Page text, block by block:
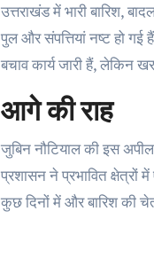
उत्तराखंड में भारी बारिश,
पुल और संपत्तियां नष्ट हो
बचाव कार्य जारी हैं, लेकिन
आगे की राह
जुबिन नौटियाल की इस
प्रशासन ने प्रभावित
कुछ दिनों में और बारिश की